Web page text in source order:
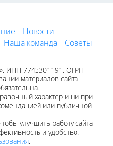
Новости
Наша команда
Советы
ИНН 7743301191, ОГРН
материалов сайта
характер и ни при
или публичной
улучшить работу сайта
и удобство.
.